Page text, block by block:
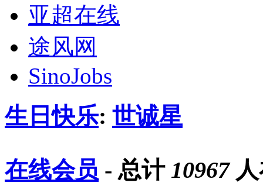
亚超在线
途风网
SinoJobs
生日快乐: 世诚星
在线会员 - 总计 10967人